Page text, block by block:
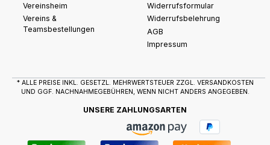
Vereinsheim
Vereins &
Teamsbestellungen
Widerrufsformular
Widerrufsbelehrung
AGB
Impressum
* ALLE PREISE INKL. GESETZL. MEHRWERTSTEUER ZZGL. VERSANDKOSTEN
UND GGF. NACHNAHMEGEBÜHREN, WENN NICHT ANDERS ANGEGEBEN.
UNSERE ZAHLUNGSARTEN